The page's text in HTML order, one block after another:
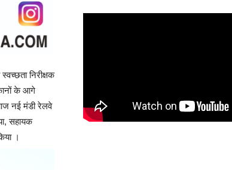
निरीक्षक
के आगे
नई मंडी रेलवे
सहायक
।